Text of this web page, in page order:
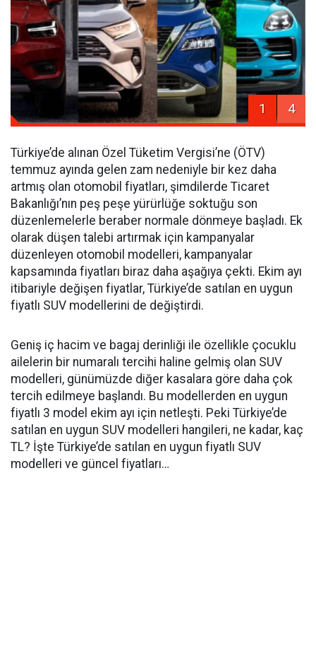
1 4
Türkiye’de alınan Özel Tüketim Vergisi’ne (ÖTV)
temmuz ayında gelen zam nedeniyle bir kez daha
artmış olan otomobil fiyatları, şimdilerde Ticaret
Bakanlığı’nın peş peşe yürürlüğe soktuğu son
düzenlemelerle beraber normale dönmeye başladı. Ek
olarak düşen talebi artırmak için kampanyalar
düzenleyen otomobil modelleri, kampanyalar
kapsamında fiyatları biraz daha aşağıya çekti. Ekim ayı
itibariyle değişen fiyatlar, Türkiye’de satılan en uygun
fiyatlı SUV modellerini de değiştirdi.
Geniş iç hacim ve bagaj derinliği ile özellikle çocuklu
ailelerin bir numaralı tercihi haline gelmiş olan SUV
modelleri, günümüzde diğer kasalara göre daha çok
tercih edilmeye başlandı. Bu modellerden en uygun
fiyatlı 3 model ekim ayı için netleşti. Peki Türkiye’de
satılan en uygun SUV modelleri hangileri, ne kadar, kaç
TL? İşte Türkiye’de satılan en uygun fiyatlı SUV
modelleri ve güncel fiyatları…